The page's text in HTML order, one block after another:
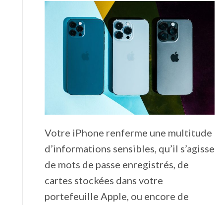
Votre iPhone renferme une multitude
d’informations sensibles, qu’il s’agisse
de mots de passe enregistrés, de
cartes stockées dans votre
portefeuille Apple, ou encore de